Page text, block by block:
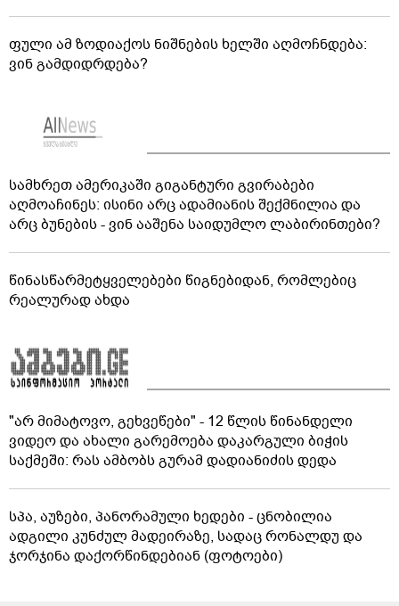
ფული ამ ზოდიაქოს ნიშნების ხელში აღმოჩნდება:
ვინ გამდიდრდება?
სამხრეთ ამერიკაში გიგანტური გვირაბები
აღმოაჩინეს: ისინი არც ადამიანის შექმნილია და
არც ბუნების - ვინ ააშენა საიდუმლო ლაბირინთები?
წინასწარმეტყველებები წიგნებიდან, რომლებიც
რეალურად ახდა
"არ მიმატოვო, გეხვეწები" - 12 წლის წინანდელი
ვიდეო და ახალი გარემოება დაკარგული ბიჭის
საქმეში: რას ამბობს გურამ დადიანიძის დედა
სპა, აუზები, პანორამული ხედები - ცნობილია
ადგილი კუნძულ მადეირაზე, სადაც რონალდუ და
ჯორჯინა დაქორწინდებიან (ფოტოები)